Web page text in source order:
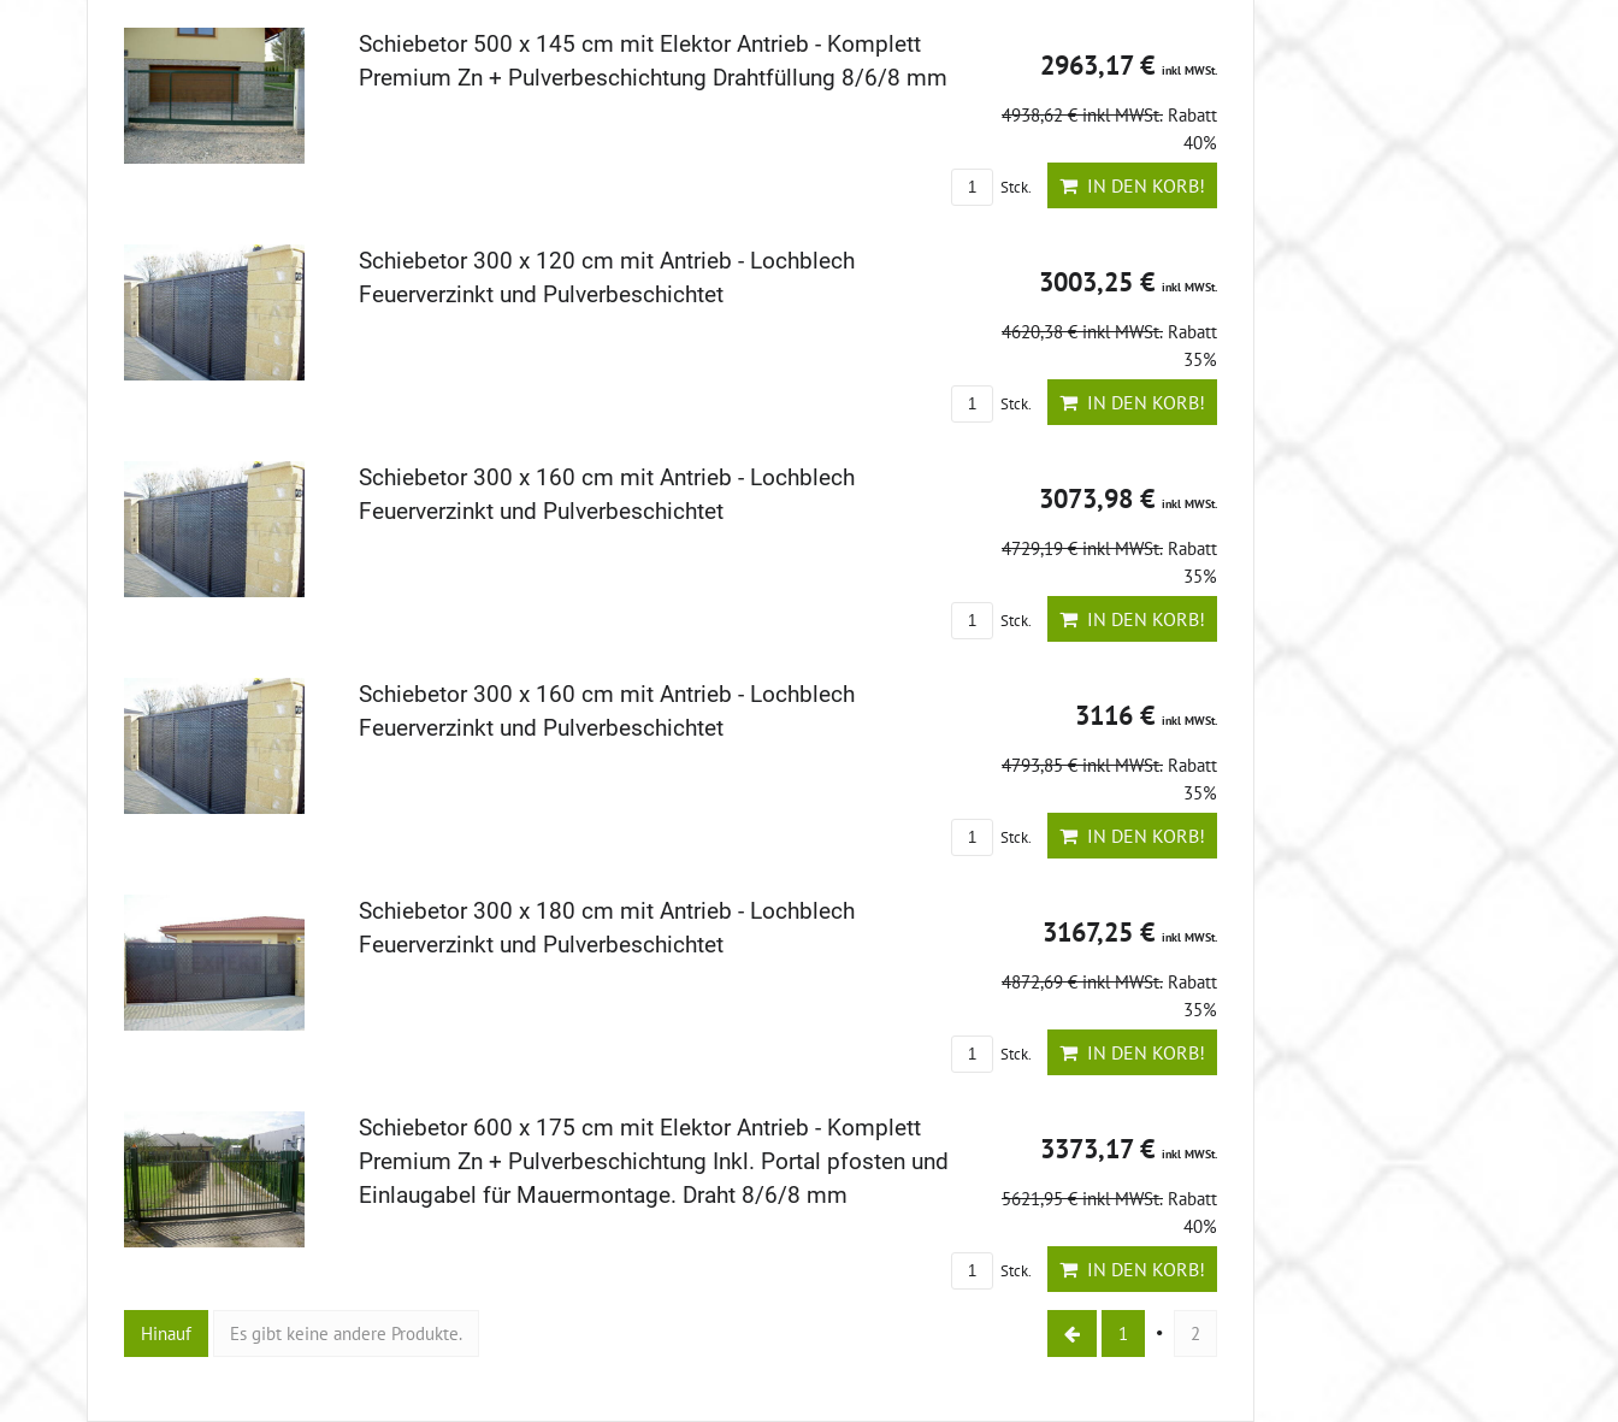
Schiebetor 500 x 145 cm mit Elektor Antrieb - Komplett
Premium Zn + Pulverbeschichtung Drahtfüllung 8/6/8 mm
2963,17 € inkl MWSt.
4938,62 €inkl MWSt. Rabatt
40%
Stck. IN DEN KORB!
Schiebetor 300 x 120 cm mit Antrieb - Lochblech
Feuerverzinkt und Pulverbeschichtet
3003,25 € inkl MWSt.
4620,38 €inkl MWSt. Rabatt
35%
Stck. IN DEN KORB!
Schiebetor 300 x 160 cm mit Antrieb - Lochblech
Feuerverzinkt und Pulverbeschichtet
3073,98 € inkl MWSt.
4729,19 €inkl MWSt. Rabatt
35%
Stck. IN DEN KORB!
Schiebetor 300 x 160 cm mit Antrieb - Lochblech
Feuerverzinkt und Pulverbeschichtet
3116 € inkl MWSt.
4793,85 €inkl MWSt. Rabatt
35%
Stck. IN DEN KORB!
Schiebetor 300 x 180 cm mit Antrieb - Lochblech
Feuerverzinkt und Pulverbeschichtet
3167,25 € inkl MWSt.
4872,69 €inkl MWSt. Rabatt
35%
Stck. IN DEN KORB!
Schiebetor 600 x 175 cm mit Elektor Antrieb - Komplett
Premium Zn + Pulverbeschichtung Inkl. Portal pfosten und
Einlaugabel für Mauermontage. Draht 8/6/8 mm
3373,17 € inkl MWSt.
5621,95 €inkl MWSt. Rabatt
40%
Stck. IN DEN KORB!
Hinauf Es gibt keine andere Produkte. 1 2